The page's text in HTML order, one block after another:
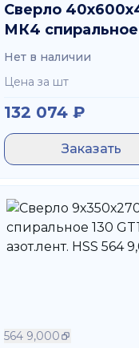
Сверло
МК4 спиральное
GT100 Vap HSS
Нет в наличии
Цена за шт
132 074 ₽
Заказать
564 9,000